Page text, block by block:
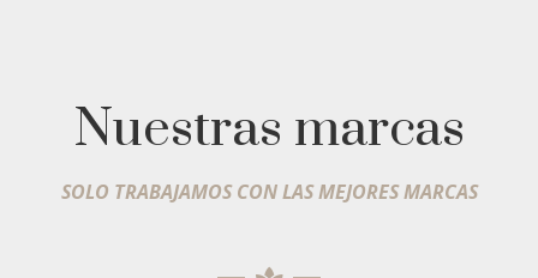
Nuestras marcas
SOLO TRABAJAMOS CON LAS MEJORES MARCAS